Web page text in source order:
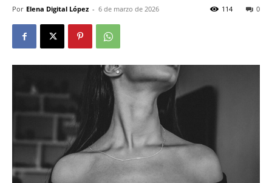
Por Elena Digital López - 6 de marzo de 2026 0
114